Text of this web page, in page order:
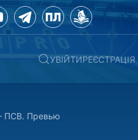
УВІЙТИРЕЄСТРАЦІЯ
ПСВ. Превью